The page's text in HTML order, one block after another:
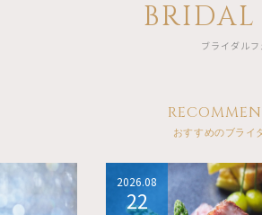
ブライダルフ
おすすめのブライ
2026.08
22